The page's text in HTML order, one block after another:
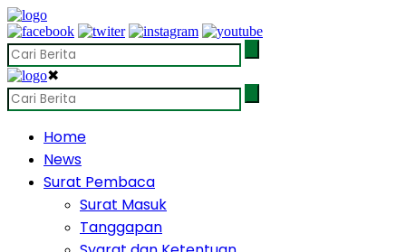
✖
Home
News
Surat Pembaca
Surat Masuk
Tanggapan